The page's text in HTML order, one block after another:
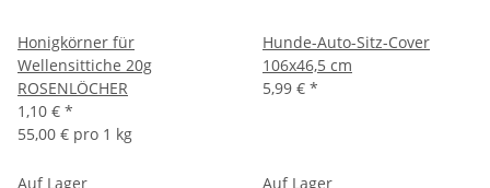
Honigkörner für
Wellensittiche 20g
ROSENLÖCHER
1,10 € *
55,00 € pro 1 kg
Hunde-Auto-Sitz-Cover
106x46,5 cm
5,99 € *
Auf Lager Auf Lager